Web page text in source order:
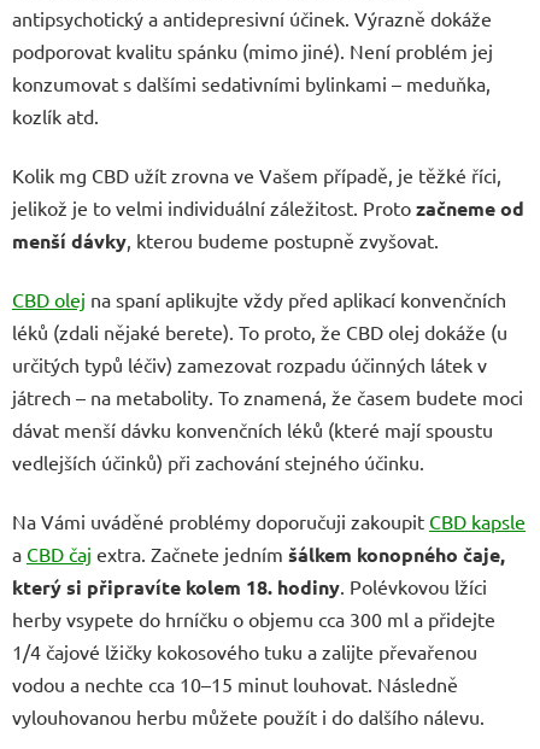
antipsychotický a antidepresivní účinek. Výrazně dokáže
podporovat kvalitu spánku (mimo jiné). Není problém jej
konzumovat s dalšími sedativními bylinkami – meduňka,
kozlík atd.
Kolik mg CBD užít zrovna ve Vašem případě, je těžké říci,
jelikož je to velmi individuální záležitost. Proto začneme od
menší dávky, kterou budeme postupně zvyšovat.
CBD olej na spaní aplikujte vždy před aplikací konvenčních
léků (zdali nějaké berete). To proto, že CBD olej dokáže (u
určitých typů léčiv) zamezovat rozpadu účinných látek v
játrech – na metabolity. To znamená, že časem budete moci
dávat menší dávku konvenčních léků (které mají spoustu
vedlejších účinků) při zachování stejného účinku.
Na Vámi uváděné problémy doporučuji zakoupit CBD kapsle
a CBD čaj extra. Začnete jedním šálkem konopného čaje,
který si připravíte kolem 18. hodiny. Polévkovou lžíci
herby vsypete do hrníčku o objemu cca 300 ml a přidejte
1/4 čajové lžičky kokosového tuku a zalijte převařenou
vodou a nechte cca 10–15 minut louhovat. Následně
vylouhovanou herbu můžete použít i do dalšího nálevu.